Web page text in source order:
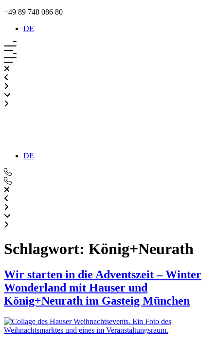
+49 89 748 086 80
DE
DE
Schlagwort: König+Neurath
Wir starten in die Adventszeit – Winter
Wonderland mit Hauser und
König+Neurath im Gasteig München